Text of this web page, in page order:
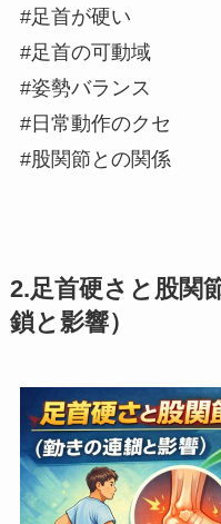
#足首が硬い
#足首の可動域
#姿勢バランス
#日常動作のクセ
#股関節との関係
2.足首硬さと股関
鎖と影響）